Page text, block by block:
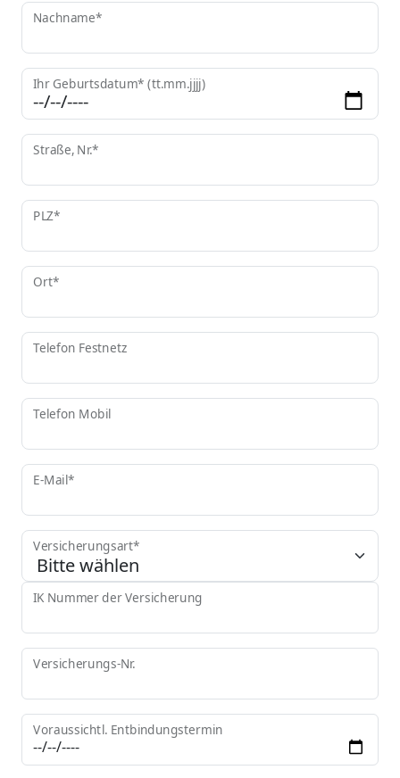
Nachname*
Ihr Geburtsdatum* (tt.mm.jjjj)
Straße, Nr.*
PLZ*
Ort*
Telefon Festnetz
Telefon Mobil
E-Mail*
Versicherungsart*
IK Nummer der Versicherung
Versicherungs-Nr.
Voraussichtl. Entbindungstermin